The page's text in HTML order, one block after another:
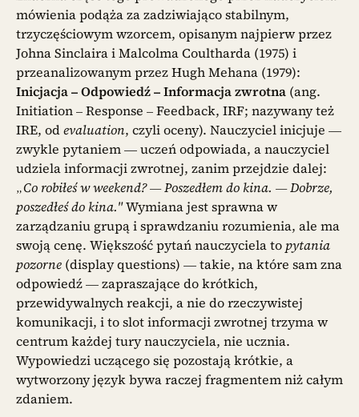
mówienia podąża za zadziwiająco stabilnym,
trzyczęściowym wzorcem, opisanym najpierw przez
Johna Sinclaira i Malcolma Coultharda (1975) i
przeanalizowanym przez Hugh Mehana (1979):
Inicjacja – Odpowiedź – Informacja zwrotna (ang.
Initiation – Response – Feedback, IRF; nazywany też
IRE, odevaluation, czyli oceny). Nauczyciel inicjuje —
zwykle pytaniem — uczeń odpowiada, a nauczyciel
udziela informacji zwrotnej, zanim przejdzie dalej:
„Co robiłeś w weekend? — Poszedłem do kina. — Dobrze,
poszedłeś do kina."Wymiana jest sprawna w
zarządzaniu grupą i sprawdzaniu rozumienia, ale ma
swoją cenę. Większość pytań nauczyciela to pytania
pozorne (display questions) — takie, na które sam zna
odpowiedź — zapraszające do krótkich,
przewidywalnych reakcji, a nie do rzeczywistej
komunikacji, i to slot informacji zwrotnej trzyma w
centrum każdej tury nauczyciela, nie ucznia.
Wypowiedzi uczącego się pozostają krótkie, a
wytworzony język bywa raczej fragmentem niż całym
zdaniem.